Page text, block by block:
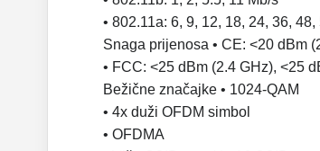
• 802.11a: 6, 9, 12, 18, 24, 36,
Snaga prijenosa • CE: <20 dBm
• FCC: <25 dBm (2.4 GHz), <25
Bežične značajke • 1024-QAM
• 4x duži OFDM simbol
• OFDMA